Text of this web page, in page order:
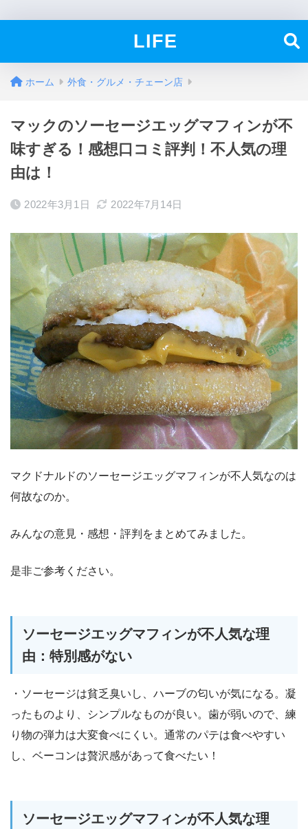
LIFE
ホーム 外食・グルメ・チェーン店
マックのソーセージエッグマフィンが不
味すぎる！感想口コミ評判！不人気の理
由は！
2022年3月1日 2022年7月14日
マクドナルドのソーセージエッグマフィンが不人気なのは
何故なのか。
みんなの意見・感想・評判をまとめてみました。
是非ご参考ください。
ソーセージエッグマフィンが不人気な理
由：特別感がない
・ソーセージは貧乏臭いし、ハーブの匂いが気になる。凝
ったものより、シンプルなものが良い。歯が弱いので、練
り物の弾力は大変食べにくい。通常のパテは食べやすい
し、ベーコンは贅沢感があって食べたい！
ソーセージエッグマフィンが不人気な理